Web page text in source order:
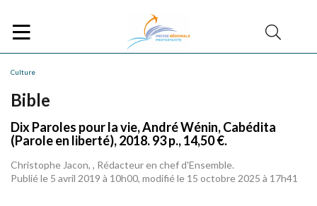
Culture
Bible
Dix Paroles pour la vie, André Wénin, Cabédita
(Parole en liberté), 2018. 93 p., 14,50 €.
Christophe Jacon, , Rédacteur en chef d'Ensemble.
Publié le 5 avril 2019 à 10h00, modifié le 15 octobre 2025 à 17h41